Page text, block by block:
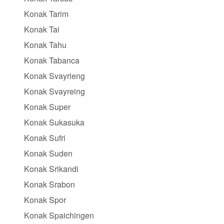
Konak Tarim
Konak Tai
Konak Tahu
Konak Tabanca
Konak Svayrieng
Konak Svayreing
Konak Super
Konak Sukasuka
Konak Sufri
Konak Suden
Konak Srikandi
Konak Srabon
Konak Spor
Konak Spaichingen